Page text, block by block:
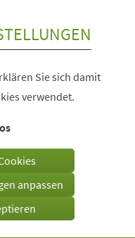
Sie sich damit
verwendet.
anpassen